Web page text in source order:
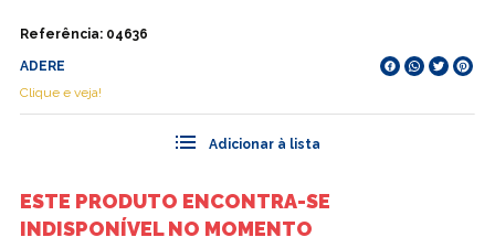
Referência: 04636
ADERE
Clique e veja!
ESTE PRODUTO ENCONTRA-SE
INDISPONÍVEL NO MOMENTO